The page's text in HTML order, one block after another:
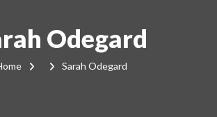
Odegard
Sarah Odegard